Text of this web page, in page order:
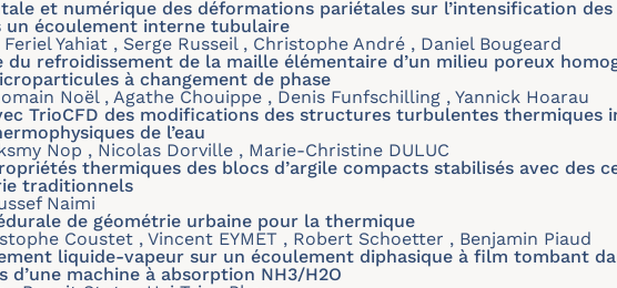
et numérique des déformations pariétales sur l’intensification
un écoulement interne tubulaire
Yahiat , Serge Russeil , Christophe André , Daniel Bougeard
du refroidissement de la maille élémentaire d’un milieu poreux
à changement de phase
Noël , Agathe Chouippe , Denis Funfschilling , Yannick Hoarau
TrioCFD des modifications des structures turbulentes thermiques
de l’eau
Nop , Nicolas Dorville , Marie-Christine DULUC
thermiques des blocs d’argile compacts stabilisés avec des
traditionnels
Naimi
de géométrie urbaine pour la thermique
Coustet , Vincent EYMET , Robert Schoetter , Benjamin Piaud
liquide-vapeur sur un écoulement diphasique à film tombant
d’une machine à absorption NH3/H2O